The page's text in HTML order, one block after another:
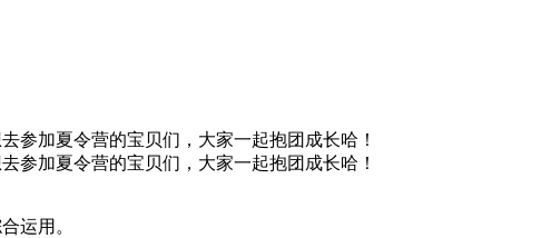
参加夏令营的宝贝们，大家一起抱团成长哈！
参加夏令营的宝贝们，大家一起抱团成长哈！
运用。